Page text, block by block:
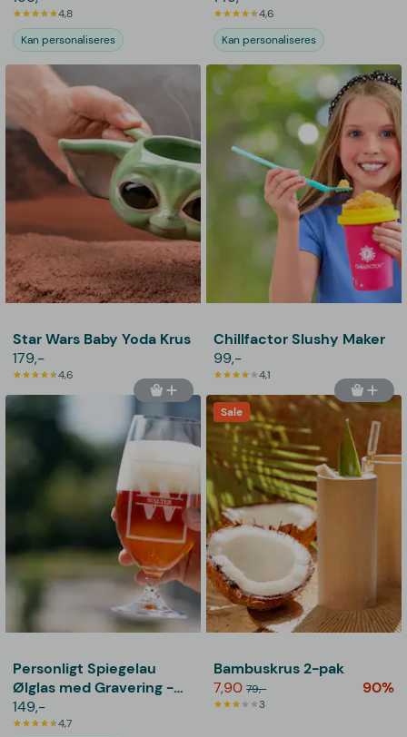
4,8
Kan personaliseres
4,6
Kan personaliseres
Star Wars Baby Yoda Krus
179,-
4,6
Chillfactor Slushy Maker
99,-
4,1
Personligt Spiegelau
Ølglas med Gravering -
Bogstav & Navn
149,-
4,7
Sale
Bambuskrus 2-pak
7,90 79,- 90%
3